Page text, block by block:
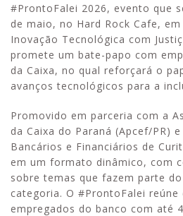
#ProntoFalei 2026, evento que
de maio, no Hard Rock Cafe,
Inovação Tecnológica com
promete um bate-papo com
da Caixa, no qual reforçará o
avanços tecnológicos para a
Promovido em parceria com a
da Caixa do Paraná (Apcef/PR)
Bancários e Financiários de
em um formato dinâmico, com
sobre temas que fazem parte
categoria. O #ProntoFalei reúne
empregados do banco com até